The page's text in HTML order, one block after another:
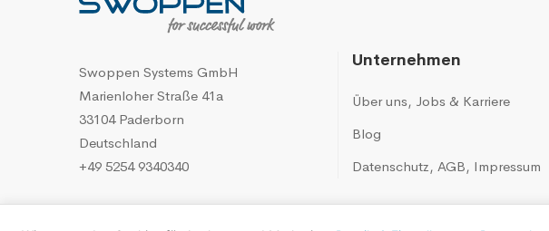
Swoppen Systems GmbH
Marienloher Straße 41a
33104 Paderborn
Deutschland
+49 5254 9340340
Unternehmen
Über uns, Jobs & Karriere
Blog
Datenschutz, AGB, Impressum